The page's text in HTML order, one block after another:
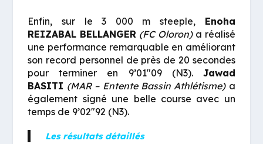
Enfin, sur le 3 000 m steeple, Enoha
REIZABAL BELLANGER (FC Oloron)a réalisé
une performance remarquable en améliorant
son record personnel de près de 20 secondes
pour terminer en 9’01″09 (N3). Jawad
BASITI (MAR – Entente Bassin Athlétisme)a
également signé une belle course avec un
temps de 9’02″92 (N3).
Les résultats détaillés